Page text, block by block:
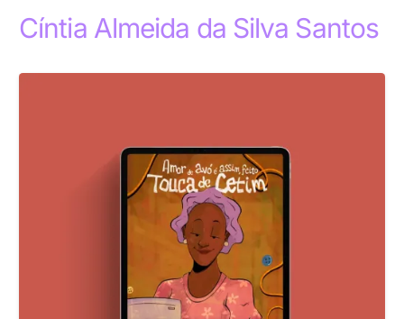
Cíntia Almeida da Silva Santos